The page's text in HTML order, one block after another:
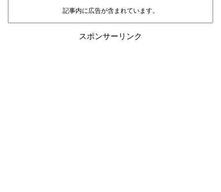
記事内に広告が含まれています。
スポンサーリンク